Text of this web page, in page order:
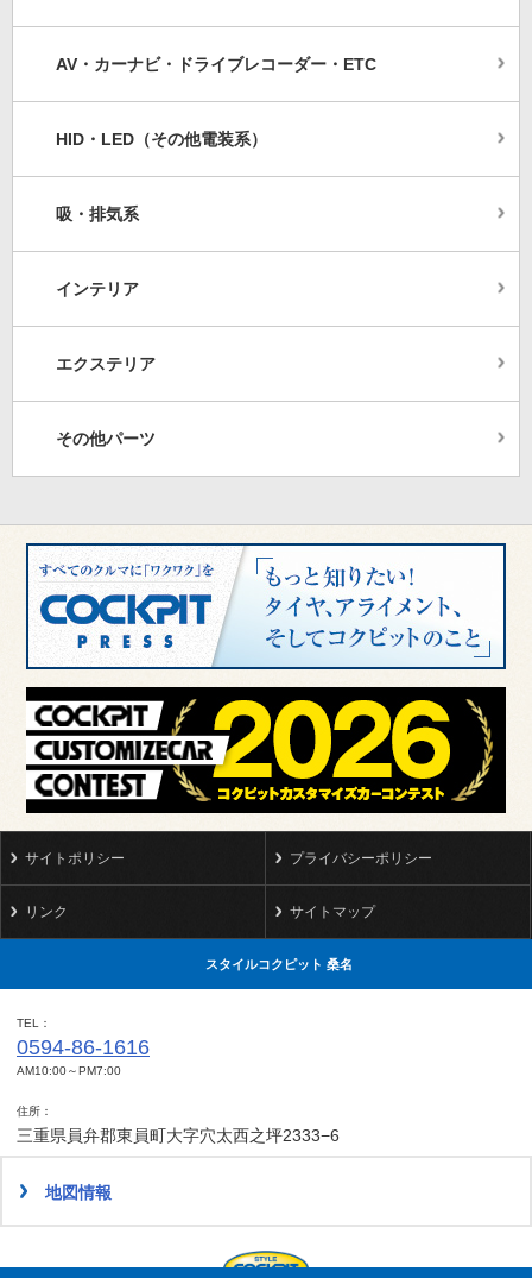
AV・カーナビ・ドライブレコーダー・ETC
HID・LED（その他電装系）
吸・排気系
インテリア
エクステリア
その他パーツ
サイトポリシー プライバシーポリシー
リンク サイトマップ
スタイルコクピット 桑名
TEL
0594-86-1616
AM10:00～PM7:00
住所
三重県員弁郡東員町大字穴太西之坪2333−6
地図情報